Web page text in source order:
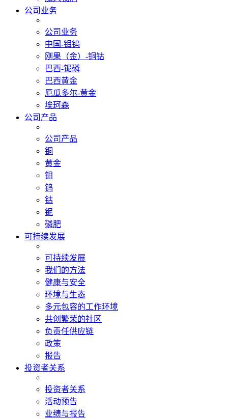
公司业务
公司业务
中国-钼钨
刚果（金）-铜钴
巴西-铌磷
巴西黄金
厄瓜多尔-黄金
埃珂森
公司产品
公司产品
铜
黄金
钼
钨
钴
铌
磷肥
可持续发展
可持续发展
我们的方法
健康与安全
环境与生态
多元包容的工作环境
共创繁荣的社区
负责任供应链
政策
报告
投资者关系
投资者关系
活动预告
业绩与报告